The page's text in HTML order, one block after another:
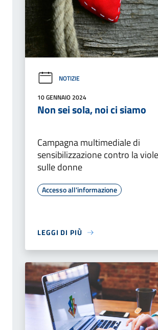
NOTIZIE
10 GENNAIO 2024
Non sei sola, noi ci siamo
Campagna multimediale di
sensibilizzazione contro la
sulle donne
Accesso all'informazione
LEGGI DI PIÙ